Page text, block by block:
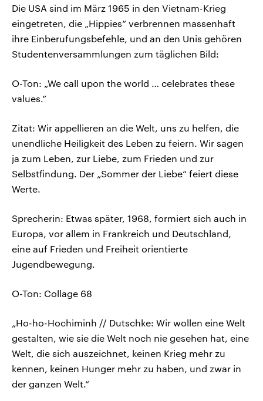
Die USA sind im März 1965 in den Vietnam-Krieg
eingetreten, die „Hippies“ verbrennen massenhaft
ihre Einberufungsbefehle, und an den Unis gehören
Studentenversammlungen zum täglichen Bild:
O-Ton: „We call upon the world … celebrates these
values.”
Zitat: Wir appellieren an die Welt, uns zu helfen, die
unendliche Heiligkeit des Leben zu feiern. Wir sagen
ja zum Leben, zur Liebe, zum Frieden und zur
Selbstfindung. Der „Sommer der Liebe“ feiert diese
Werte.
Sprecherin: Etwas später, 1968, formiert sich auch in
Europa, vor allem in Frankreich und Deutschland,
eine auf Frieden und Freiheit orientierte
Jugendbewegung.
O-Ton: Collage 68
„Ho-ho-Hochiminh // Dutschke: Wir wollen eine Welt
gestalten, wie sie die Welt noch nie gesehen hat, eine
Welt, die sich auszeichnet, keinen Krieg mehr zu
kennen, keinen Hunger mehr zu haben, und zwar in
der ganzen Welt.“